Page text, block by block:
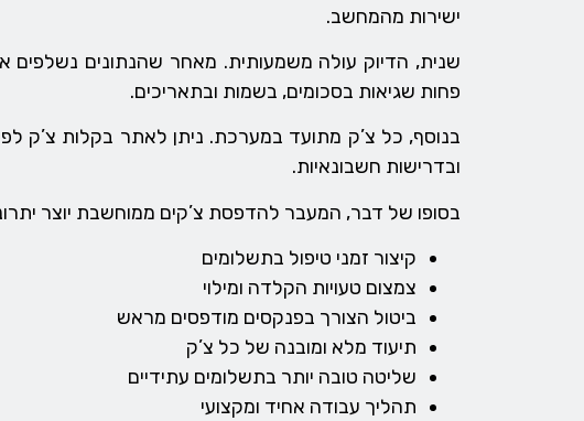
ישירות מהמחשב.
שנית, הדיוק עולה משמעותית. מאחר שהנתונים נשלפים
פחות שגיאות בסכומים, בשמות ובתאריכים.
בנוסף, כל צ’ק מתועד במערכת. ניתן לאתר בקלות צ’ק
ובדרישות חשבונאיות.
בסופו של דבר, המעבר להדפסת צ’קים ממוחשבת יוצר
קיצור זמני טיפול בתשלומים
צמצום טעויות הקלדה ומילוי
ביטול הצורך בפנקסים מודפסים מראש
תיעוד מלא ומובנה של כל צ’ק
שליטה טובה יותר בתשלומים עתידיים
תהליך עבודה אחיד ומקצועי